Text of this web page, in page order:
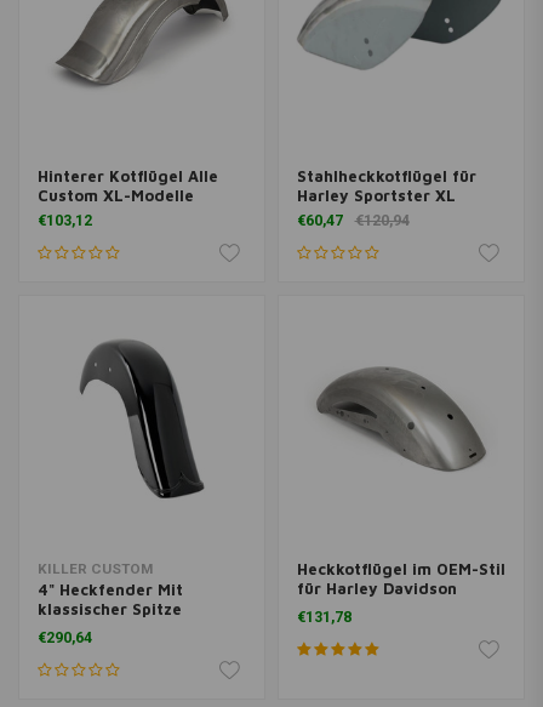
Hinterer Kotflügel Alle
Custom XL-Modelle
€103,12
Stahlheckkotflügel für
Harley Sportster XL
€60,47 €120,94
KILLER CUSTOM
4" Heckfender Mit
klassischer Spitze
(Variante Wählen)
€290,64
Heckkotflügel im OEM-Stil
für Harley Davidson
Sportster 10-20 XL 883N,
1200N / NS / X / XS / V.
€131,78